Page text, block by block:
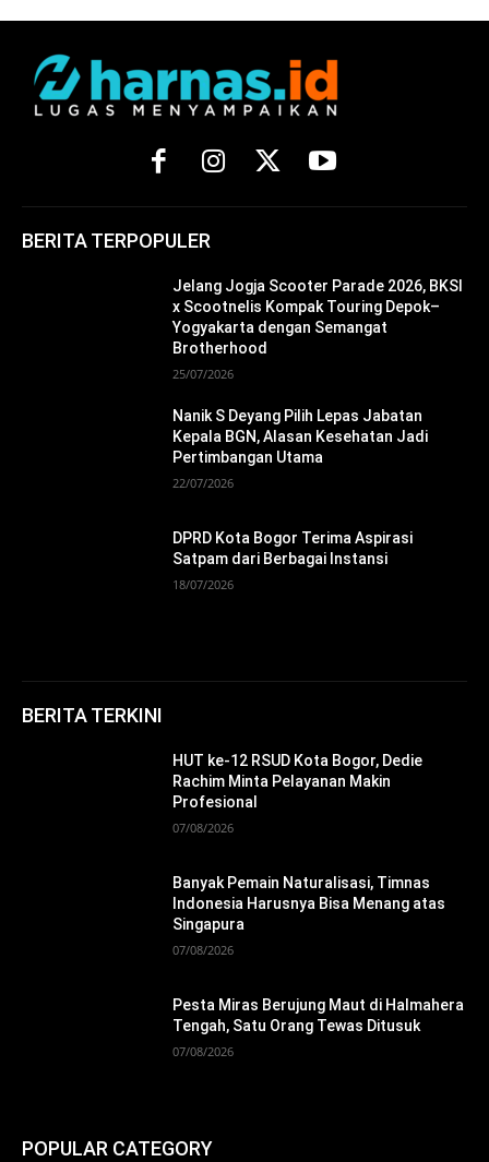
BERITA TERPOPULER
Jelang Jogja Scooter Parade 2026, BKSI
x Scootnelis Kompak Touring Depok–
Yogyakarta dengan Semangat
Brotherhood
25/07/2026
Nanik S Deyang Pilih Lepas Jabatan
Kepala BGN, Alasan Kesehatan Jadi
Pertimbangan Utama
22/07/2026
DPRD Kota Bogor Terima Aspirasi
Satpam dari Berbagai Instansi
18/07/2026
BERITA TERKINI
HUT ke-12 RSUD Kota Bogor, Dedie
Rachim Minta Pelayanan Makin
Profesional
07/08/2026
Banyak Pemain Naturalisasi, Timnas
Indonesia Harusnya Bisa Menang atas
Singapura
07/08/2026
Pesta Miras Berujung Maut di Halmahera
Tengah, Satu Orang Tewas Ditusuk
07/08/2026
POPULAR CATEGORY